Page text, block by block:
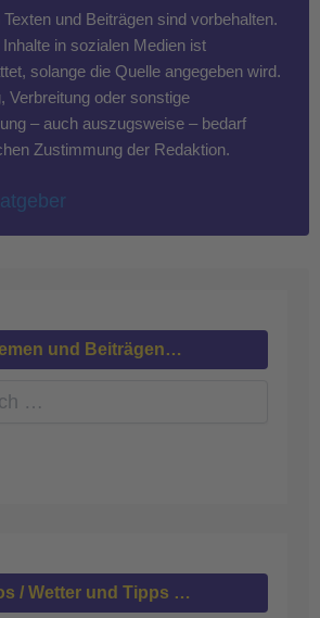
und Beiträgen sind vorbehalten.
in sozialen Medien ist
solange die Quelle angegeben wird.
Verbreitung oder sonstige
– auch auszugsweise – bedarf
Zustimmung der Redaktion.
und Beiträgen…
/ Wetter und Tipps …